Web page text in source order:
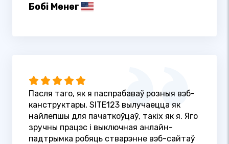
Бобі Менег
Пасля таго, як я паспрабаваў розныя вэб-
канструктары, SITE123 вылучаецца як
найлепшы для пачаткоўцаў, такіх як я. Яго
зручны працэс і выключная анлайн-
падтрымка робяць стварэнне вэб-сайтаў